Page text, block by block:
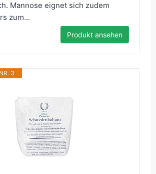
Mannose eignet sich zudem
zum...
Produkt ansehen
3